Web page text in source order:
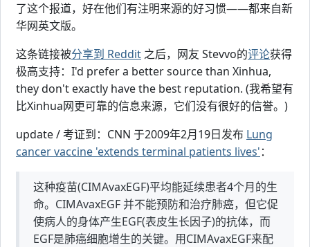
了这个报道，好在他们有注明来源的好习惯——都来自新
华网英文版。
这条链接被分享到 Reddit 之后，网友 Stevvo的评论获得
极高支持：I'd prefer a better source than Xinhua,
they don't exactly have the best reputation. (我希望有
比Xinhua网更可靠的信息来源，它们没有很好的信誉。)
update / 考证到：CNN 于2009年2月19日发布 Lung
cancer vaccine 'extends terminal patients lives'：
这种疫苗(CIMAvaxEGF)平均能延续患者4个月的生
命。CIMAvaxEGF 并不能预防和治疗肺癌，但它促
使病人的身体产生EGF(表皮生长因子)的抗体，而
EGF是肺癌细胞增生的关键。用CIMAvaxEGF来配